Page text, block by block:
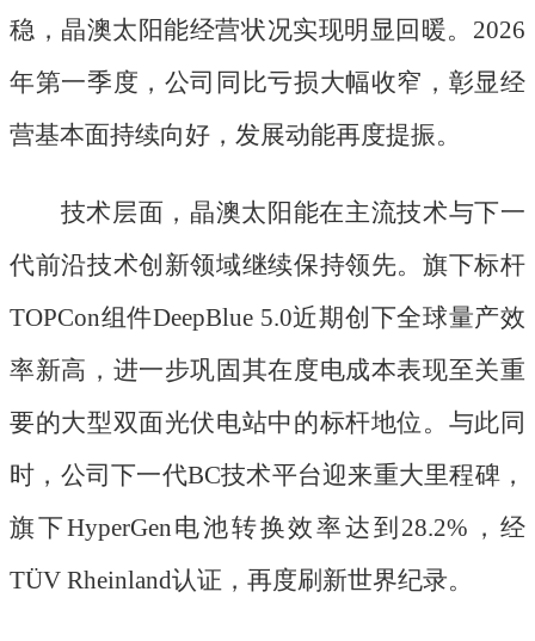
稳，晶澳太阳能经营状况实现明显回暖。 2026
年第一季度，公司同比亏损大幅收窄，彰显经
营基本面持续向好，发展动能再度提振。
技术层面，晶澳太阳能在主流技术与下一
代前沿技术创新领域继续保持领先。旗下标杆
TOPCon组件DeepBlue 5.0近期创下全球量产效
率新高，进一步巩固其在度电成本表现至关重
要的大型双面光伏电站中的标杆地位。与此同
时，公司下一代BC技术平台迎来重大里程碑，
旗下HyperGen电池转换效率达到28.2%，经
TÜV Rheinland认证，再度刷新世界纪录。